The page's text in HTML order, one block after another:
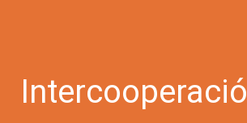
Intercooperació